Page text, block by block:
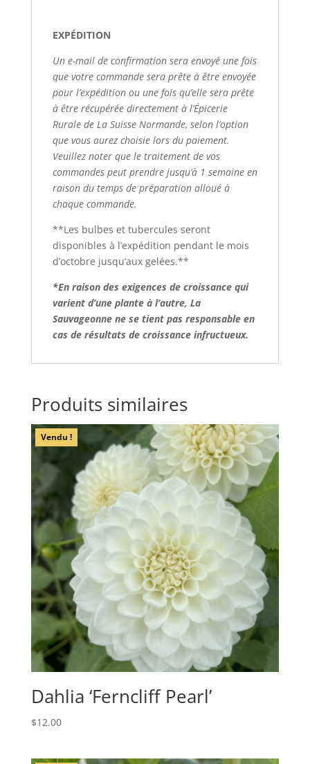
EXPÉDITION
Un e-mail de confirmation sera envoyé une fois
que votre commande sera prête à être envoyée
pour l’expédition ou une fois qu’elle sera prête
à être récupérée directement à l’Épicerie
Rurale de La Suisse Normande, selon l’option
que vous aurez choisie lors du paiement.
Veuillez noter que le traitement de vos
commandes peut prendre jusqu’à 1 semaine en
raison du temps de préparation alloué à
chaque commande.
**Les bulbes et tubercules seront
disponibles à l’expédition pendant le mois
d’octobre jusqu’aux gelées.**
*En raison des exigences de croissance qui
varient d’une plante à l’autre, La
Sauvageonne ne se tient pas responsable en
cas de résultats de croissance infructueux.
Produits similaires
Vendu !
Dahlia ‘Ferncliff Pearl’
$12.00